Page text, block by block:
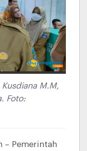
M.M,
Foto:
– Pemerintah